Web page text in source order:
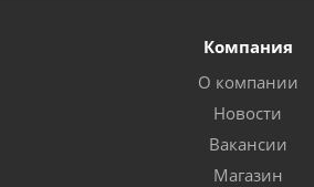
Компания
О компании
Новости
Вакансии
Магазин